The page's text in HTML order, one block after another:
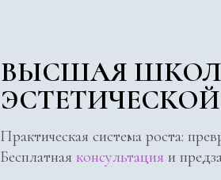
ВЫСШАЯ
ЭСТЕТИЧЕСКОЙ
Практическая система роста:
Бесплатная консультация и